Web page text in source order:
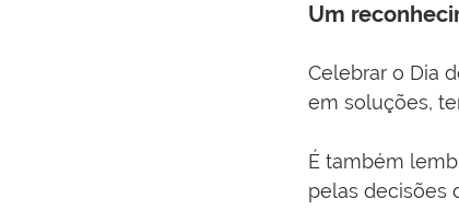
Um
Celebrar o Dia
em soluções,
É também
pelas decisões